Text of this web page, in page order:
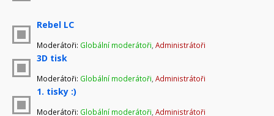
Rebel LC
Moderátoři: Globální moderátoři Administrátoři
3D tisk
Moderátoři: Globální moderátoři Administrátoři
1. tisky :)
Moderátoři: Globální moderátoři Administrátoři